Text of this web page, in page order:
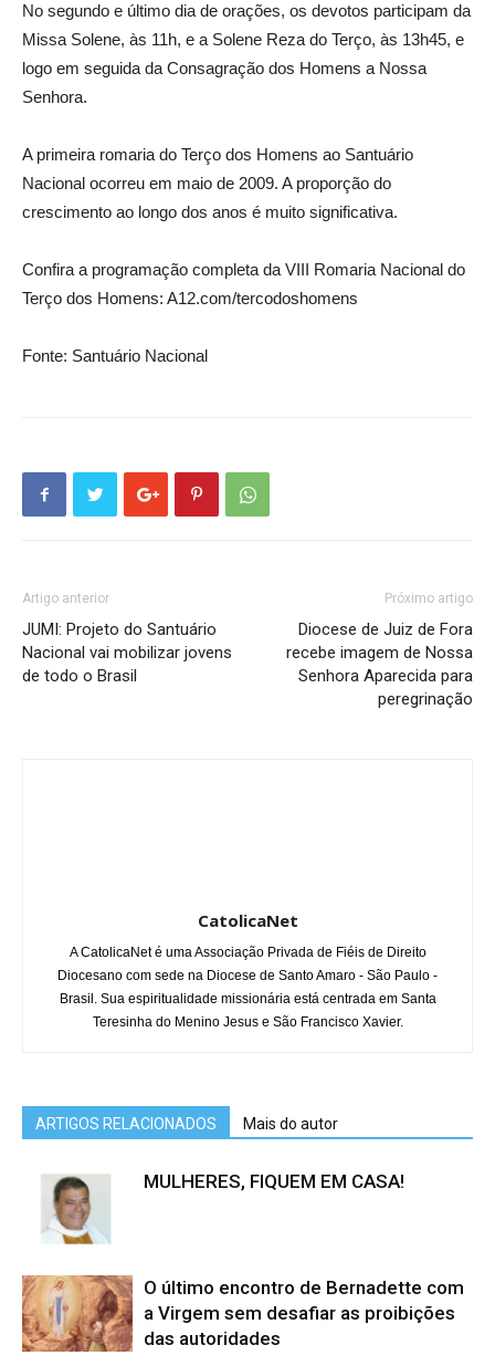
No segundo e último dia de orações, os devotos participam da
Missa Solene, às 11h, e a Solene Reza do Terço, às 13h45, e
logo em seguida da Consagração dos Homens a Nossa
Senhora.
A primeira romaria do Terço dos Homens ao Santuário
Nacional ocorreu em maio de 2009. A proporção do
crescimento ao longo dos anos é muito significativa.
Confira a programação completa da VIII Romaria Nacional do
Terço dos Homens: A12.com/tercodoshomens
Fonte: Santuário Nacional
Artigo anterior
JUMI: Projeto do Santuário
Nacional vai mobilizar jovens
de todo o Brasil
Próximo artigo
Diocese de Juiz de Fora
recebe imagem de Nossa
Senhora Aparecida para
peregrinação
CatolicaNet
A CatolicaNet é uma Associação Privada de Fiéis de Direito
Diocesano com sede na Diocese de Santo Amaro - São Paulo -
Brasil. Sua espiritualidade missionária está centrada em Santa
Teresinha do Menino Jesus e São Francisco Xavier.
ARTIGOS RELACIONADOS Mais do autor
MULHERES, FIQUEM EM CASA!
O último encontro de Bernadette com
a Virgem sem desafiar as proibições
das autoridades